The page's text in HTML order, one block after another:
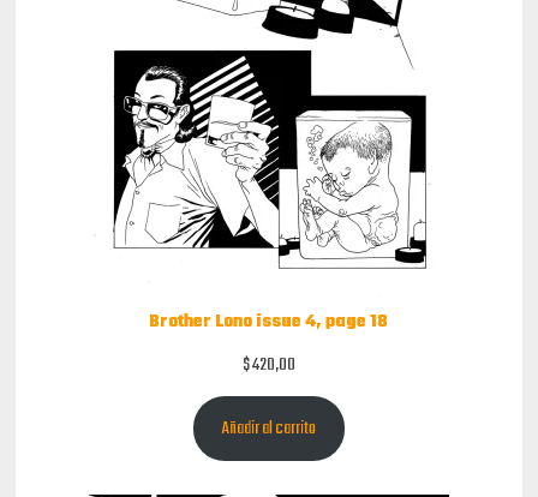
Brother Lono issue 4, page 18
$420,00
Añadir al carrito